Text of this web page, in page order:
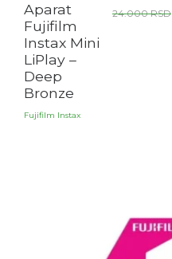
Aparat
Fujifilm
Instax Mini
LiPlay –
Deep
Bronze
Fujifilm Instax
24.000RSD